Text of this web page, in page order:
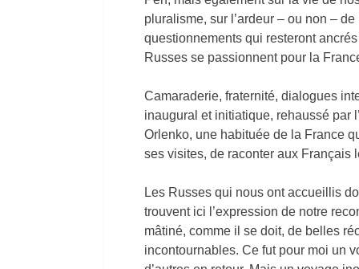
pluralisme, sur l’ardeur – ou non –
questionnements qui resteront
Russes se passionnent pour la
Camaraderie, fraternité, dialogues
inaugural et initiatique, rehaussé par
Orlenko, une habituée de la France
ses visites, de raconter aux Français
Les Russes qui nous ont accueillis
trouvent ici l’expression de notre
mâtiné, comme il se doit, de belles
incontournables. Ce fut pour moi un